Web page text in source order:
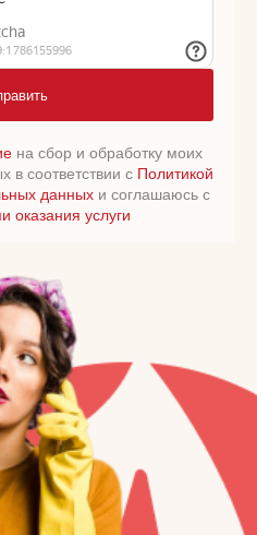
на сбор и обработку моих
в соответствии с Политикой
данныхи соглашаюсь с
оказания услуги